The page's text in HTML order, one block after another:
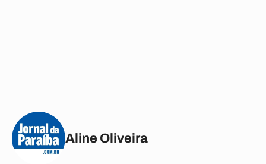
Aline Oliveira